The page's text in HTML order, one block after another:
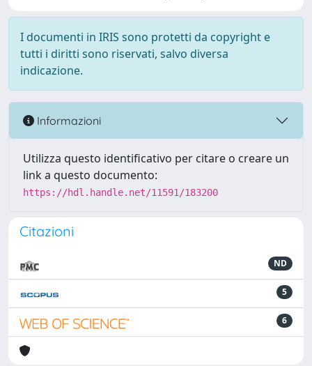
I documenti in IRIS sono protetti da copyright e
tutti i diritti sono riservati, salvo diversa
indicazione.
Informazioni
Utilizza questo identificativo per citare o creare un
link a questo documento:
https://hdl.handle.net/11591/183200
Citazioni
ND
5
6